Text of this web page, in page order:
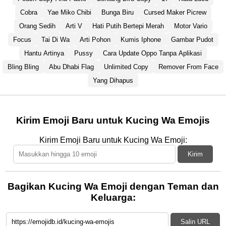
Cobra
Yae Miko Chibi Bunga Biru
Cursed Maker Picrew
Orang Sedih
Arti V Hati Putih Bertepi Merah
Motor Vario
Focus
Tai Di Wa Arti Pohon Kumis Iphone
Gambar Pudot
Hantu Artinya
Pussy
Cara Update Oppo Tanpa Aplikasi
Bling Bling
Abu Dhabi Flag Unlimited Copy
Remover From Face
Yang Dihapus
Kirim Emoji Baru untuk Kucing Wa Emojis
Kirim Emoji Baru untuk Kucing Wa Emoji:
Kirim
Bagikan Kucing Wa Emoji dengan Teman dan
Keluarga:
Salin URL